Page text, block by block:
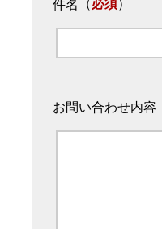
件名 （必須）
お問い合わせ内容